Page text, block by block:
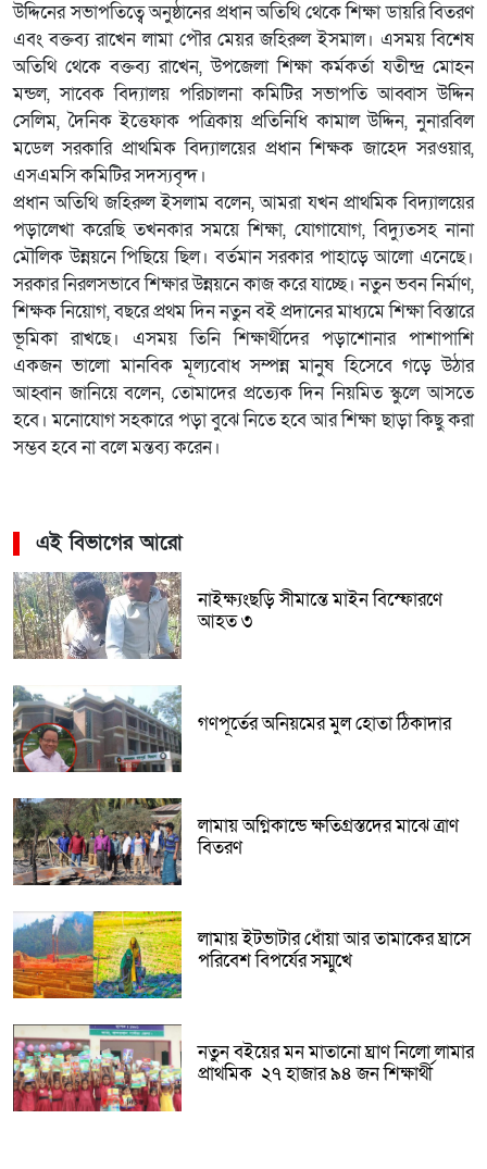
উদ্দিনের সভাপতিত্বে অনুষ্ঠানের প্রধান অতিথি থেকে শিক্ষা ডায়রি বিতরণ
এবং বক্তব্য রাখেন লামা পৌর মেয়র জহিরুল ইসমাল। এসময় বিশেষ
অতিথি থেকে বক্তব্য রাখেন, উপজেলা শিক্ষা কর্মকর্তা যতীন্দ্র মোহন
মন্ডল, সাবেক বিদ্যালয় পরিচালনা কমিটির সভাপতি আব্বাস উদ্দিন
সেলিম, দৈনিক ইত্তেফাক পত্রিকায় প্রতিনিধি কামাল উদ্দিন, নুনারবিল
মডেল সরকারি প্রাথমিক বিদ্যালয়ের প্রধান শিক্ষক জাহেদ সরওয়ার,
এসএমসি কমিটির সদস্যবৃন্দ।
প্রধান অতিথি জহিরুল ইসলাম বলেন, আমরা যখন প্রাথমিক বিদ্যালয়ের
পড়ালেখা করেছি তখনকার সময়ে শিক্ষা, যোগাযোগ, বিদ্যুতসহ নানা
মৌলিক উন্নয়নে পিছিয়ে ছিল। বর্তমান সরকার পাহাড়ে আলো এনেছে।
সরকার নিরলসভাবে শিক্ষার উন্নয়নে কাজ করে যাচ্ছে। নতুন ভবন নির্মাণ,
শিক্ষক নিয়োগ, বছরে প্রথম দিন নতুন বই প্রদানের মাধ্যমে শিক্ষা বিস্তারে
ভূমিকা রাখছে। এসময় তিনি শিক্ষার্থীদের পড়াশোনার পাশাপাশি
একজন ভালো মানবিক মূল্যবোধ সম্পন্ন মানুষ হিসেবে গড়ে উঠার
আহ্বান জানিয়ে বলেন, তোমাদের প্রত্যেক দিন নিয়মিত স্কুলে আসতে
হবে। মনোযোগ সহকারে পড়া বুঝে নিতে হবে আর শিক্ষা ছাড়া কিছু করা
সম্ভব হবে না বলে মন্তব্য করেন।
এই বিভাগের আরো
নাইক্ষ্যংছড়ি সীমান্তে মাইন বিস্ফোরণে
আহত ৩
গণপূর্তের অনিয়মের মুল হোতা ঠিকাদার
লামায় অগ্নিকান্ডে ক্ষতিগ্রস্তদের মাঝে ত্রাণ
বিতরণ
লামায় ইটভাটার ধোঁয়া আর তামাকের ঘ্রাসে
পরিবেশ বিপর্যের সম্মুখে
নতুন বইয়ের মন মাতানো ঘ্রাণ নিলো লামার
প্রাথমিক ২৭ হাজার ৯৪ জন শিক্ষার্থী